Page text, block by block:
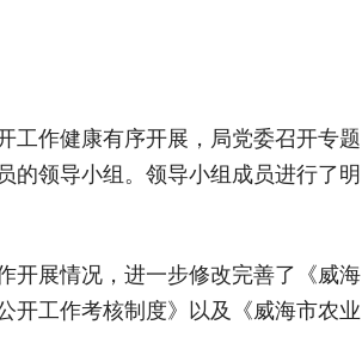
作健康有序开展，局党委召开专题
的领导小组。领导小组成员进行了明
展情况，进一步修改完善了《威海
开工作考核制度》以及《威海市农业